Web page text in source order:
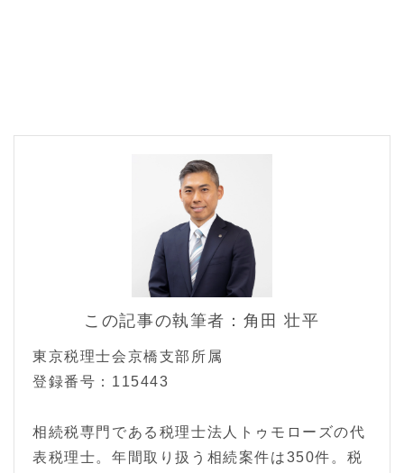
この記事の執筆者：角田 壮平
東京税理士会京橋支部所属
登録番号：115443
相続税専門である税理士法人トゥモローズの代
表税理士。年間取り扱う相続案件は350件。税